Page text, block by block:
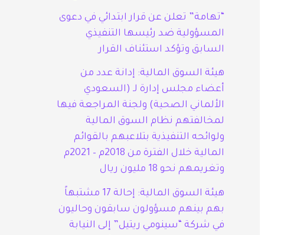
“تهامة” تعلن عن قرار ابتدائي في دعوى
المسؤولية ضد رئيسها التنفيذي
السابق وتؤكد استئناف القرار
هيئة السوق المالية: إدانة عدد من
أعضاء مجلس إدارة لـ (السعودي
الألماني الصحية) ولجنة المراجعة فيها
لمخالفتهم نظام السوق المالية
ولوائحه التنفيذية بتلاعبهم بالقوائم
المالية خلال الفترة من 2018م – 2021م
وتغريمهم نحو 18 مليون ريال
هيئة السوق المالية: إحالة 17 مشتبهاً
بهم بينهم مسؤولون سابقون وحاليون
في شركة “سينومي ريتيل” إلى النيابة